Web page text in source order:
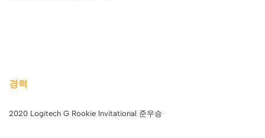
경력
2020 Logitech G Rookie Invitational 준우승